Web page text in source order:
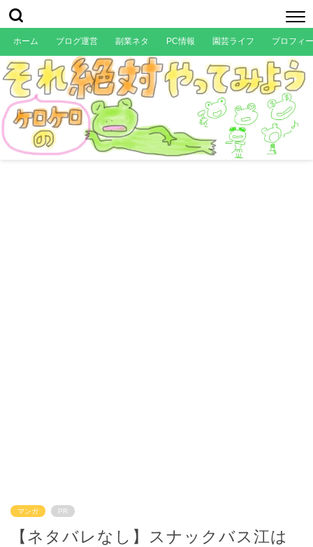
ホーム ブログ運営 副業ネタ PC情報 園芸ライフ プロフィ
マンガ PR
【ネタバレなし】スナックバス江は